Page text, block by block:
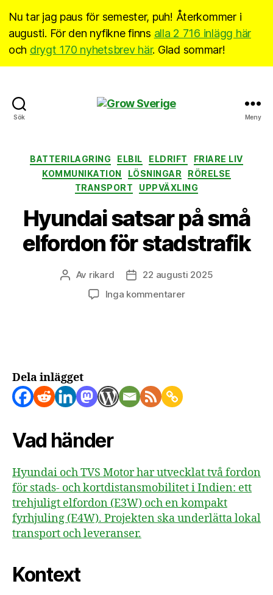
Nu tar jag paus för semester, puh! Återkommer i
augusti. För den nyfikne finns alla 2 716 inlägg här
och drygt 170 nyhetsbrev här. Glad sommar!
Sök Meny
Kategorier
BATTERILAGRING ELBIL ELDRIFT
FRIARE LIV
KOMMUNIKATION
LÖSNINGAR
RÖRELSE
TRANSPORT
UPPVÄXLING
Hyundai satsar på små
elfordon för stadstrafik
Inläggsförfattare
Av rikard Inläggsdatum
22 augusti 2025
Inga kommentarertill
Dela inlägget
Vad händer
Hyundai och TVS Motor har utvecklat två fordon
för stads- och kortdistansmobilitet i Indien: ett
trehjuligt elfordon (E3W) och en kompakt
fyrhjuling (E4W). Projekten ska underlätta lokal
transport och leveranser.
Kontext